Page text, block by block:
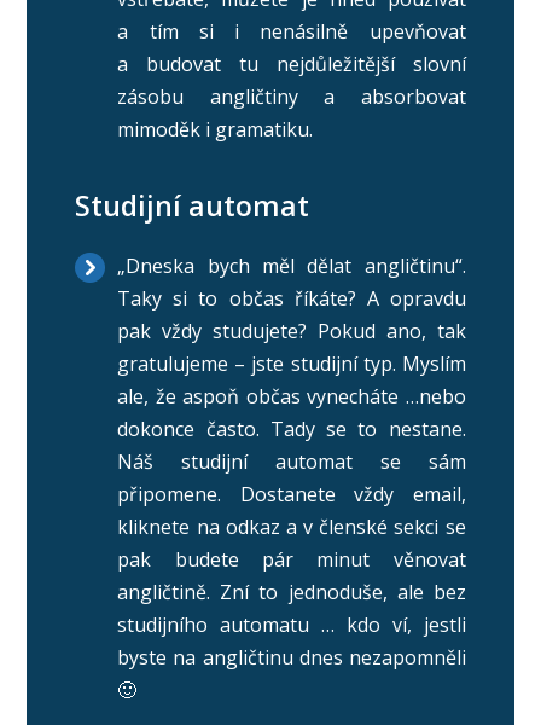
a tím si i nenásilně upevňovat
a budovat tu nejdůležitější slovní
zásobu angličtiny a absorbovat
mimoděk i gramatiku.
Studijní automat
„Dneska bych měl dělat angličtinu“.
Taky si to občas říkáte? A opravdu
pak vždy studujete? Pokud ano, tak
gratulujeme – jste studijní typ. Myslím
ale, že aspoň občas vynecháte …nebo
dokonce často. Tady se to nestane.
Náš studijní automat se sám
připomene. Dostanete vždy email,
kliknete na odkaz a v členské sekci se
pak budete pár minut věnovat
angličtině. Zní to jednoduše, ale bez
studijního automatu … kdo ví, jestli
byste na angličtinu dnes nezapomněli
🙂